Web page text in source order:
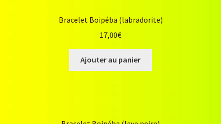
Bracelet Boipéba (labradorite)
17,00€
Ajouter au panier